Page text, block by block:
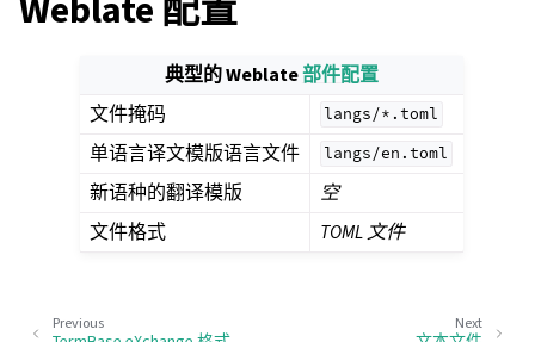
典型的 Weblate部件配置
文件掩码
langs/*.toml
单语言译文模版语言文件 langs/en.toml
新语种的翻译模版
空
文件格式
TOML 文件
Next
Previous